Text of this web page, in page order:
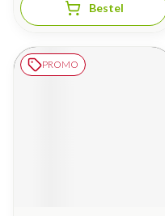
Bestel
PROMO